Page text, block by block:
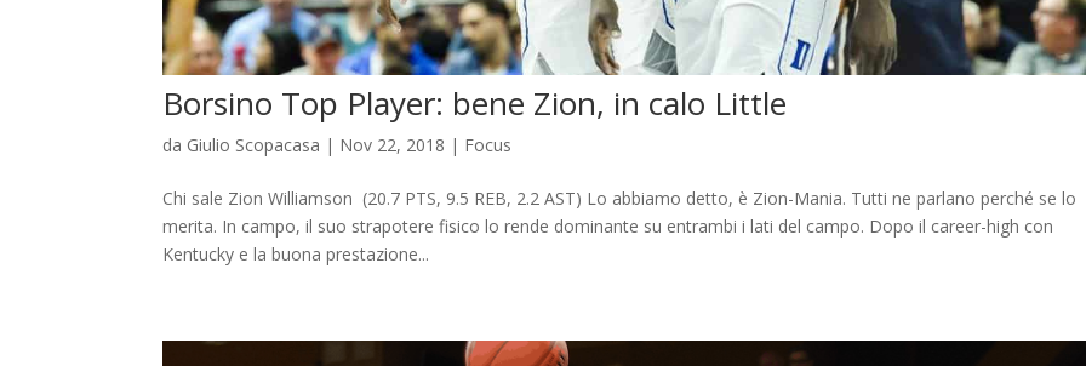
Borsino Top Player: bene Zion, in calo Little
da Giulio Scopacasa | Nov 22, 2018 | Focus
Chi sale Zion Williamson (20.7 PTS, 9.5 REB, 2.2 AST) Lo abbiamo detto, è Zion-Mania. Tutti ne parlano perché se lo
merita. In campo, il suo strapotere fisico lo rende dominante su entrambi i lati del campo. Dopo il career-high con
Kentucky e la buona prestazione...